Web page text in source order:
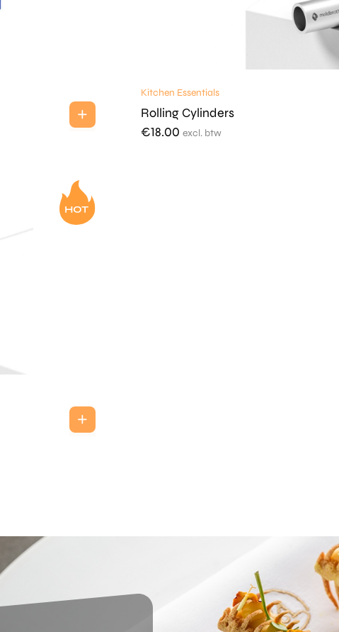
Kitchen Essentials
Rolling Cylinders
€18.00 excl. btw